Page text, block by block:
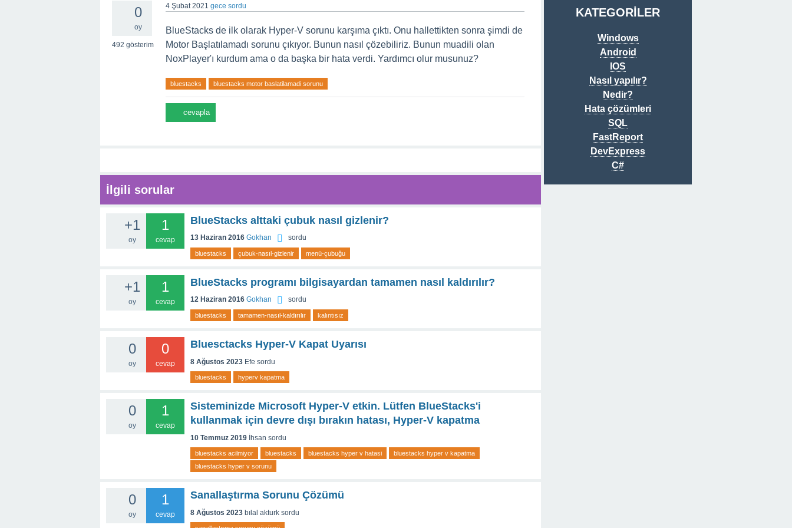
0
oy
492 gösterim
4 Şubat 2021 gece sordu
BlueStacks de ilk olarak Hyper-V sorunu karşıma çıktı. Onu hallettikten sonra şimdi de
Motor Başlatılamadı sorunu çıkıyor. Bunun nasıl çözebiliriz. Bunun muadili olan
NoxPlayer'ı kurdum ama o da başka bir hata verdi. Yardımcı olur musunuz?
bluestacks bluestacks motor baslatilamadi sorunu
İlgili sorular
+1
oy
1
cevap
BlueStacks alttaki çubuk nasıl gizlenir?
13 Haziran 2016 Gokhan sordu
bluestacks çubuk-nasıl-gizlenir menü-çubuğu
+1
oy
1
cevap
BlueStacks programı bilgisayardan tamamen nasıl kaldırılır?
12 Haziran 2016 Gokhan sordu
bluestacks tamamen-nasıl-kaldırılır kalıntısız
0
oy
0
cevap
Bluesctacks Hyper-V Kapat Uyarısı
8 Ağustos 2023 Efe sordu
bluestacks hyperv kapatma
0
oy
1
cevap
Sisteminizde Microsoft Hyper-V etkin. Lütfen BlueStacks'i
kullanmak için devre dışı bırakın hatası, Hyper-V kapatma
10 Temmuz 2019 İhsan sordu
bluestacks acilmiyor bluestacks bluestacks hyper v hatasi
bluestacks hyper v kapatma
bluestacks hyper v sorunu
0
oy
1
cevap
Sanallaştırma Sorunu Çözümü
8 Ağustos 2023 bılal akturk sordu
KATEGORİLER
Windows
Android
IOS
Nasıl yapılır?
Nedir?
Hata çözümleri
SQL
FastReport
DevExpress
C#